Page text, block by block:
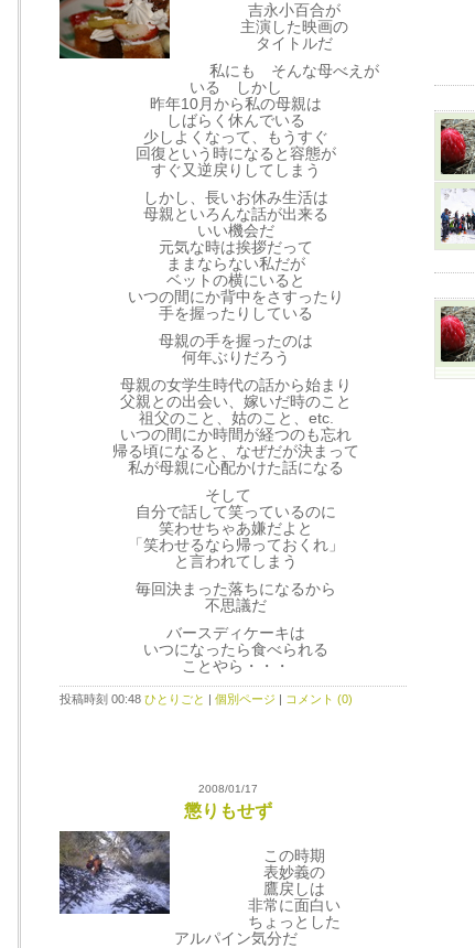
吉永小百合が
主演した映画の
タイトルだ
私にも そんな母べえが
いる しかし
昨年10月から私の母親は
しばらく休んでいる
少しよくなって、もうすぐ
回復という時になると容態が
すぐ又逆戻りしてしまう
しかし、長いお休み生活は
母親といろんな話が出来る
いい機会だ
元気な時は挨拶だって
ままならない私だが
ベットの横にいると
いつの間にか背中をさすったり
手を握ったりしている
母親の手を握ったのは
何年ぶりだろう
母親の女学生時代の話から始まり
父親との出会い、嫁いだ時のこと
祖父のこと、姑のこと、etc.
いつの間にか時間が経つのも忘れ
帰る頃になると、なぜだが決まって
私が母親に心配かけた話になる
そして
自分で話して笑っているのに
笑わせちゃあ嫌だよと
「笑わせるなら帰っておくれ」
と言われてしまう
毎回決まった落ちになるから
不思議だ
バースディケーキは
いつになったら食べられる
ことやら・・・
投稿時刻 00:48 ひとりごと | 個別ページ | コメント (0)
2008/01/17
懲りもせず
この時期
表妙義の
鷹戻しは
非常に面白い
ちょっとした
アルパイン気分だ